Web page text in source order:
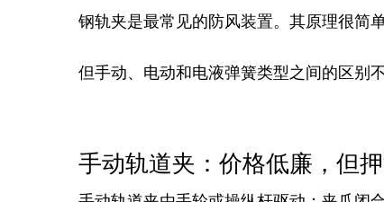
钢轨夹是最常见的防风装置。其原理很简
但手动、电动和电液弹簧类型之间的区别
手动轨道夹：价格低廉，但